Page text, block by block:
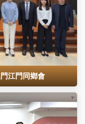
江門同鄉會